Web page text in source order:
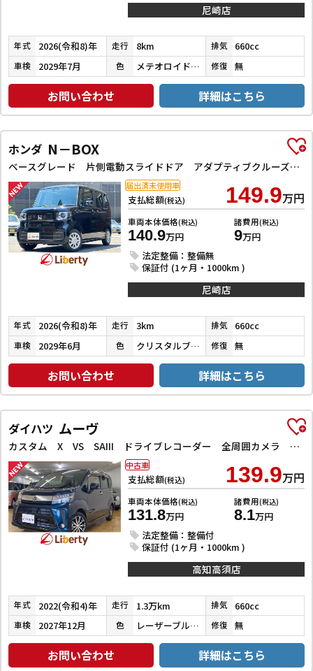
尼崎店
年式 2026(令和8)年 走行 8km 排気 660cc
車検 2029年7月 色 メテオロイドグレーメタリック 修復 無
お問い合わせ 詳細はこちら
ホンダ N－BOX
ベースグレード 片側電動スライドドア アダプティブクルーズコントロール LEDヘッドライト クリアランスソナー スマートキー アイドリングストップ CVT ESC チップアップシート エアコン パワーウィンドウ
支払総額(税込) 149.9万円
車両本体価格(税込)
140.9万円
諸費用(税込)
9万円
法定整備：整備無
保証付 (1ヶ月・1000km )
届出済未使用車
尼崎店
年式 2026(令和8)年 走行 3km 排気 660cc
車検 2029年6月 色 クリスタルブラックパール 修復 無
お問い合わせ 詳細はこちら
ダイハツ ムーヴ
カスタム X VS SAIII ドライブレコーダー 全周囲カメラ ナビ TV クリアランスソナー 衝突被害軽減システム オートマチックハイビーム オートライト LEDヘッドランプ スマートキー アイドリングストップ 電動格納ミラー
支払総額(税込) 139.9万円
車両本体価格(税込)
131.8万円
諸費用(税込)
8.1万円
法定整備：整備付
保証付 (1ヶ月・1000km )
中古車
高知高須店
年式 2022(令和4)年 走行 1.3万km 排気 660cc
車検 2027年12月 色 レーザーブルークリスタルシャイン 修復 無
お問い合わせ 詳細はこちら